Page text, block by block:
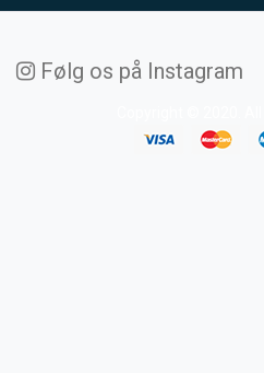
Følg os på Instagram